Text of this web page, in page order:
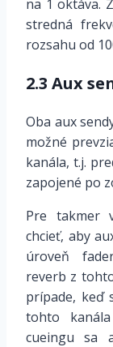
na 1 oktáva.
stredná
rozsahu od
2.3 Aux
Oba aux
možné
kanála, t.j.
zapojené po
Pre takmer
chcieť, aby
úroveň
reverb z
prípade, keď
tohto
cueingu sa